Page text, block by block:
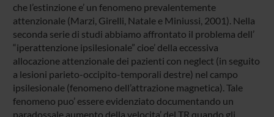
che l’estinzione e’ un fenomeno prevalentemente
attenzionale (Marzi, Girelli, Natale e Miniussi, 2001). Nella
seconda serie di studi abbiamo affrontato il problema dell’
“iperattenzione ipsilesionale” cioe’ della eccessiva
allocazione attenzionale dei pazienti con neglect (in seguito
a lesioni parieto-occipito-temporali destre) nel campo
ipsilesionale (fenomeno dell’attrazione magnetica). Tale
fenomeno puo’ essere evidenziato documentando un
paradossale aumento della velocita’ del TR quando gli